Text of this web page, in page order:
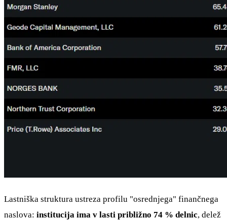
Lastniška struktura ustreza profilu "osrednjega" finančnega
naslova: institucija ima v lasti približno 74 % delnic, delež